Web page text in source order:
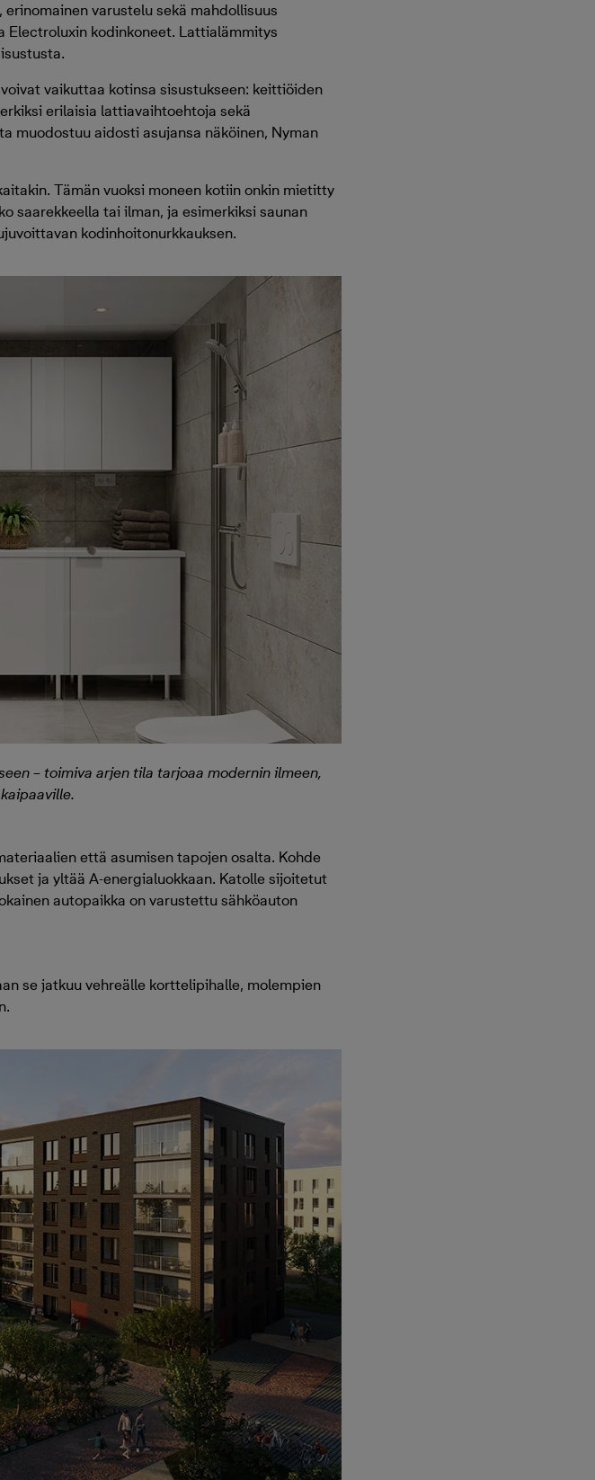
varustelu sekä mahdollisuus
Electroluxin kodinkoneet. Lattialämmitys
vaikuttaa kotinsa sisustukseen: keittiöiden
erilaisia lattiavaihtoehtoja sekä
muodostuu aidosti asujansa näköinen, Nyman
Tämän vuoksi moneen kotiin onkin mietitty
saarekkeella tai ilman, ja esimerkiksi saunan
kodinhoitonurkkauksen.
– toimiva arjen tila tarjoaa modernin ilmeen,
että asumisen tapojen osalta. Kohde
ja yltää A-energialuokkaan. Katolle sijoitetut
autopaikka on varustettu sähköauton
se jatkuu vehreälle korttelipihalle, molempien